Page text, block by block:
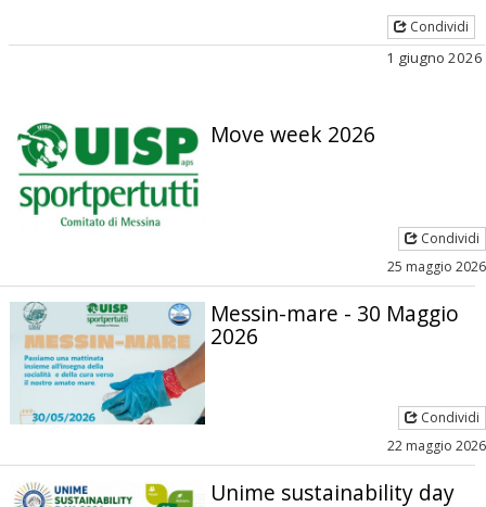
Condividi
1 giugno 2026
Move week 2026
Condividi
25 maggio 2026
Messin-mare - 30 Maggio
2026
Condividi
22 maggio 2026
Unime sustainability day